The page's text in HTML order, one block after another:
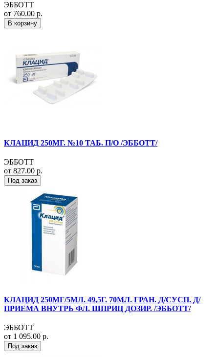
ЭББОТТ
от 760.00 р.
В корзину
КЛАЦИД 250МГ. №10 ТАБ. П/О /ЭББОТТ/
ЭББОТТ
от 827.00 р.
Под заказ
КЛАЦИД 250МГ/5МЛ. 49,5Г. 70МЛ. ГРАН. Д/СУСП. Д/
ПРИЕМА ВНУТРЬ ФЛ. ШПРИЦ ДОЗИР. /ЭББОТТ/
ЭББОТТ
от 1 095.00 р.
Под заказ